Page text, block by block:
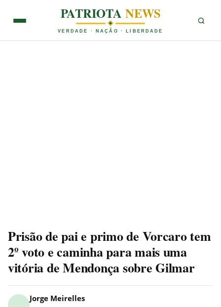
PATRIOTANEWS
VERDADE · NAÇÃO · LIBERDADE
Prisão de pai e primo de Vorcaro tem
2º voto e caminha para mais uma
vitória de Mendonça sobre Gilmar
Jorge Meirelles